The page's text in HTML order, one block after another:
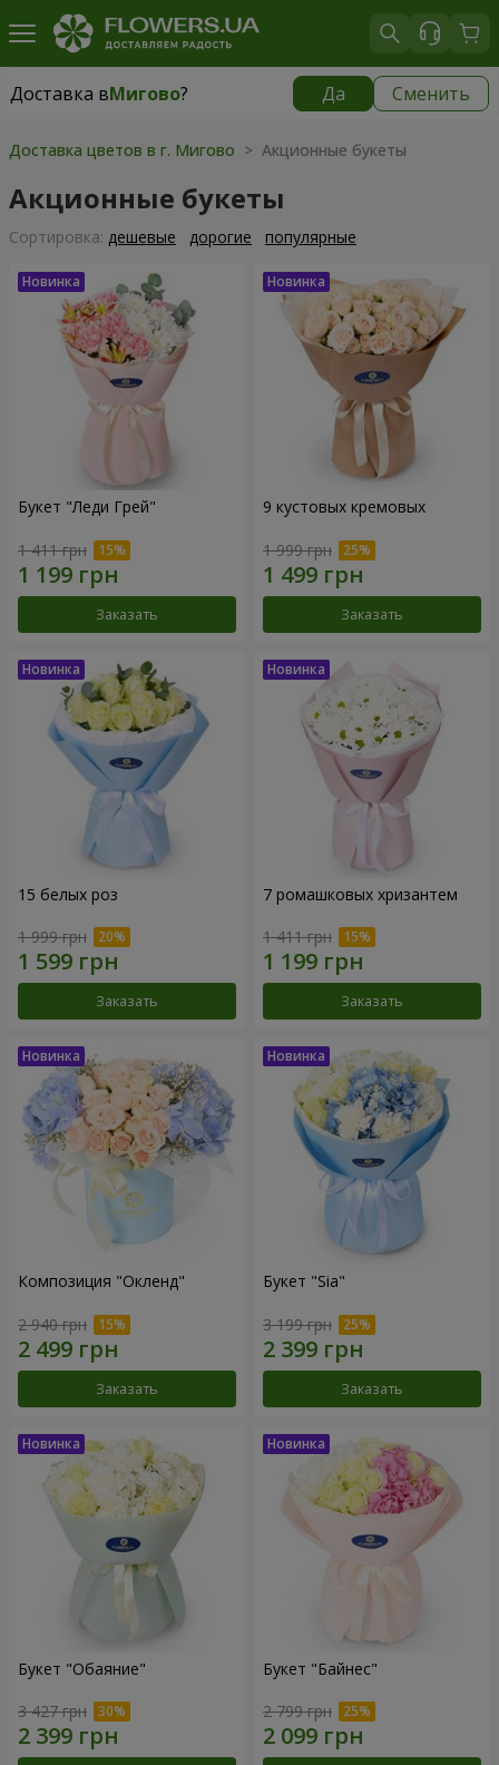
Доставка вМигово? Да Сменить
Доставка вМигово|
Доставка цветов в г. Мигово > Акционные букеты
Акционные букеты
Cортировка: дешевые дорогие популярные
Букет "Леди Грей"
1 411 грн
Заказать
9 кустовых кремовых
1 999 грн
Заказать
15 белых роз
1 999 грн
Заказать
7 ромашковых хризантем
1 411 грн
Заказать
Композиция "Окленд"
2 940 грн
Заказать
Букет "Sia"
3 199 грн
Заказать
Букет "Обаяние"
3 427 грн
Букет "Байнес"
2 799 грн